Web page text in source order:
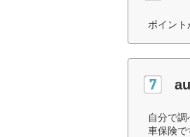
ポイント
自分で
車保険で